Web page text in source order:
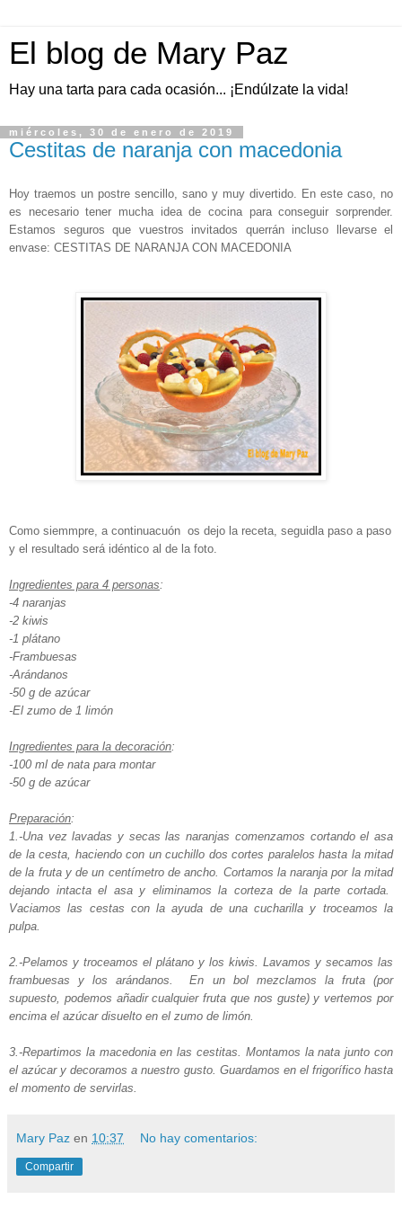
El blog de Mary Paz
Hay una tarta para cada ocasión... ¡Endúlzate la vida!
miércoles, 30 de enero de 2019
Cestitas de naranja con macedonia
Hoy traemos un postre sencillo, sano y muy divertido. En este caso, no
es necesario tener mucha idea de cocina para conseguir sorprender.
Estamos seguros que vuestros invitados querrán incluso llevarse el
envase: CESTITAS DE NARANJA CON MACEDONIA
Como siemmpre, a continuacuón os dejo la receta, seguidla paso a paso
y el resultado será idéntico al de la foto.
Ingredientes para 4 personas:
-4 naranjas
-2 kiwis
-1 plátano
-Frambuesas
-Arándanos
-50 g de azúcar
-El zumo de 1 limón
Ingredientes para la decoración:
-100 ml de nata para montar
-50 g de azúcar
Preparación:
1.-Una vez lavadas y secas las naranjas comenzamos cortando el asa
de la cesta, haciendo con un cuchillo dos cortes paralelos hasta la mitad
de la fruta y de un centímetro de ancho. Cortamos la naranja por la mitad
dejando intacta el asa y eliminamos la corteza de la parte cortada.
Vaciamos las cestas con la ayuda de una cucharilla y troceamos la
pulpa.
2.-Pelamos y troceamos el plátano y los kiwis. Lavamos y secamos las
frambuesas y los arándanos. En un bol mezclamos la fruta (por
supuesto, podemos añadir cualquier fruta que nos guste) y vertemos por
encima el azúcar disuelto en el zumo de limón.
3.-Repartimos la macedonia en las cestitas. Montamos la nata junto con
el azúcar y decoramos a nuestro gusto. Guardamos en el frigorífico hasta
el momento de servirlas.
Mary Paz en 10:37 No hay comentarios:
Compartir